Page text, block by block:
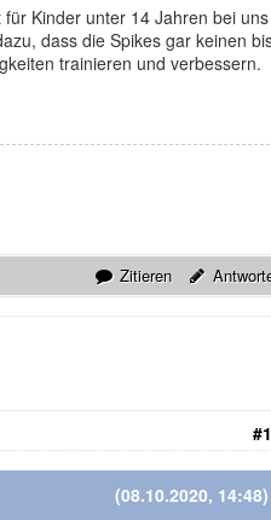
Kinder unter 14 Jahren bei uns
dass die Spikes gar keinen
trainieren und verbessern.
Zitieren
(08.10.2020, 14:48)